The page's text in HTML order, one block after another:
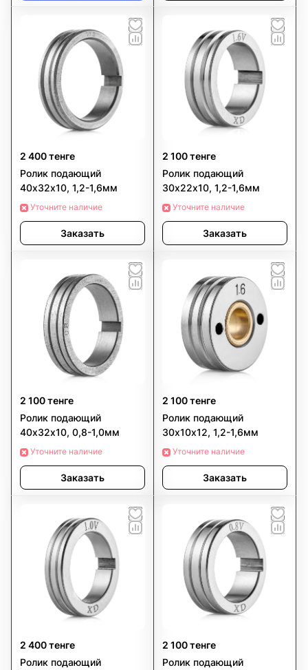
2 400 тенге
Ролик подающий
40х32х10, 1,2-1,6мм
Уточните наличие
Заказать
2 100 тенге
Ролик подающий
30х22х10, 1,2-1,6мм
Уточните наличие
Заказать
2 100 тенге
Ролик подающий
40х32х10, 0,8-1,0мм
Уточните наличие
Заказать
2 100 тенге
Ролик подающий
30х10х12, 1,2-1,6мм
Уточните наличие
Заказать
2 400 тенге
Ролик подающий
2 100 тенге
Ролик подающий